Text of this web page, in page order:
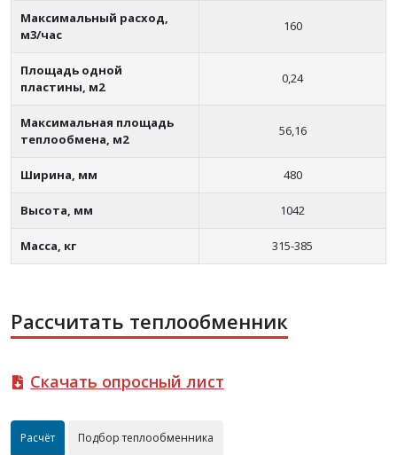
Максимальный расход,
м3/час
160
Площадь одной
пластины, м2
0,24
Максимальная площадь
теплообмена, м2
56,16
Ширина, мм 480
Высота, мм 1042
Масса, кг 315-385
Рассчитать теплообменник
Скачать опросный лист
Расчёт Подбор теплообменника